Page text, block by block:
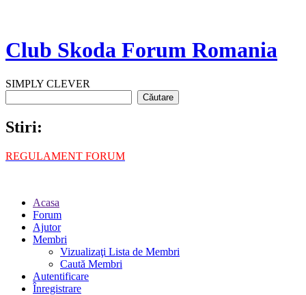
Club Skoda Forum Romania
SIMPLY CLEVER
Stiri:
REGULAMENT FORUM
Acasa
Forum
Ajutor
Membri
Vizualizaţi Lista de Membri
Caută Membri
Autentificare
Înregistrare